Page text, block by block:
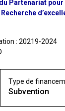
Partenariat pour
: 20219-2024
Type de
Subvention